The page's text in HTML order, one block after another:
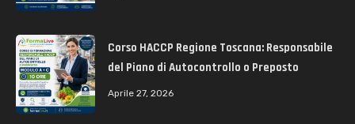
Corso HACCP Regione Toscana: Responsabile
del Piano di Autocontrollo o Preposto
Aprile 27, 2026